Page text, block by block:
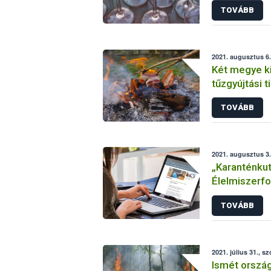
TOVÁBB
2021. augusztus
Két megye
tűzgyújtási
TOVÁBB
2021. augusztus
Covid-19
TOVÁBB
2021. július 31.,
Ismét